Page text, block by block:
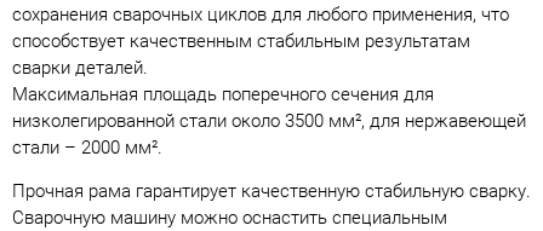
сохранения сварочных циклов для любого применения, что
способствует качественным стабильным результатам
сварки деталей.
Максимальная площадь поперечного сечения для
низколегированной стали около 3500 мм², для нержавеющей
стали – 2000 мм².
Прочная рама гарантирует качественную стабильную сварку.
Сварочную машину можно оснастить специальным